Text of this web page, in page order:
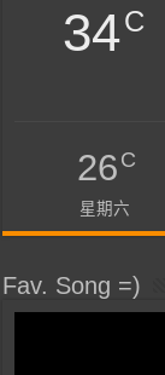
34C
26C
星期六
Fav. Song =)